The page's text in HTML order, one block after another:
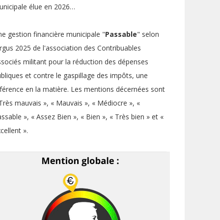
élue en 2026…
gestion financière municipale "Passable" selon
2025 de l'association des Contribuables
militant pour la réduction des dépenses
et contre le gaspillage des impôts, une
en la matière. Les mentions décernées sont
mauvais », « Mauvais », « Médiocre », «
», « Assez Bien », « Bien », « Très bien » et «
».